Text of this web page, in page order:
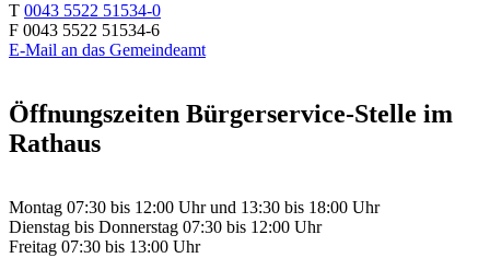
T 0043 5522 51534-0
F 0043 5522 51534-6
E-Mail an das Gemeindeamt
Öffnungszeiten Bürgerservice-Stelle im
Rathaus
Montag 07:30 bis 12:00 Uhr und 13:30 bis 18:00 Uhr
Dienstag bis Donnerstag 07:30 bis 12:00 Uhr
Freitag 07:30 bis 13:00 Uhr